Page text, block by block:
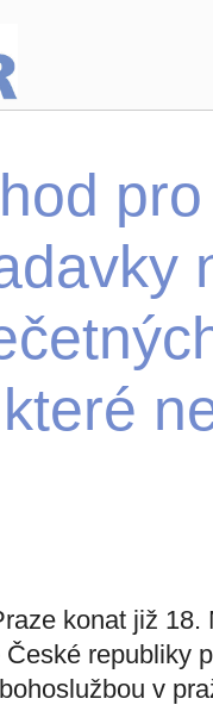
konat již
republiky
v